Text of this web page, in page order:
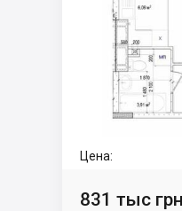
Цена:
831 тыс грн